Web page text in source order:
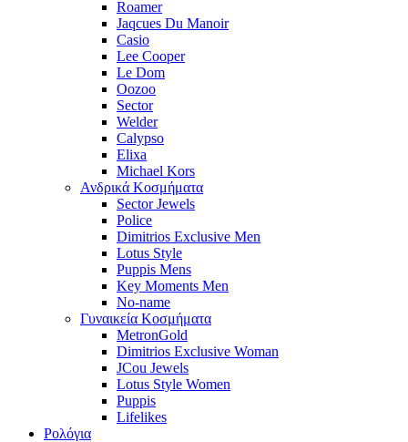
Roamer
Jaqcues Du Manoir
Casio
Lee Cooper
Le Dom
Oozoo
Sector
Welder
Calypso
Elixa
Michael Kors
Ανδρικά Κοσμήματα
Sector Jewels
Police
Dimitrios Exclusive Men
Lotus Style
Puppis Mens
Key Moments Men
No-name
Γυναικεία Κοσμήματα
MetronGold
Dimitrios Exclusive Woman
JCou Jewels
Lotus Style Women
Puppis
Lifelikes
Ρολόγια